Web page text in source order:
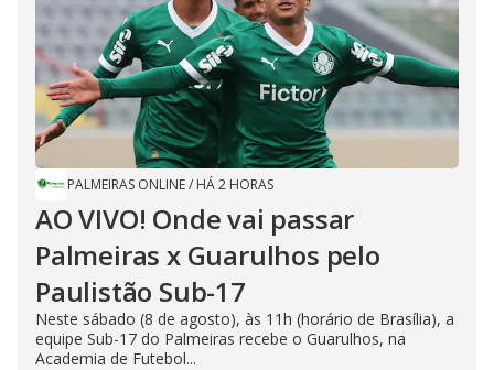
PALMEIRAS ONLINE/ HÁ 2 HORAS
AO VIVO! Onde vai passar
Palmeiras x Guarulhos pelo
Paulistão Sub-17
Neste sábado (8 de agosto), às 11h (horário de Brasília), a
equipe Sub-17 do Palmeiras recebe o Guarulhos, na
Academia de Futebol...